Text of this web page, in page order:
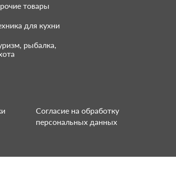
товары
для кухни
рыбалка,
Согласие на обработку
персональных данных